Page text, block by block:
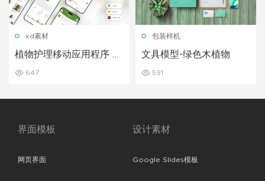
xd素材
植物护理移动应用程序 UI
647
包装样机
文具模型-绿色木植物
591
界面模板
网页界面
设计素材
Google Slides模板